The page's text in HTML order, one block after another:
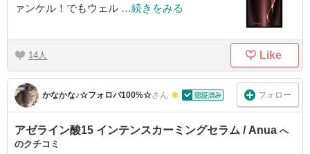
ァンケル！でもウェル …続きをみる
14 Like
かなかな♪☆フォロバ100%☆さん フォロー
アゼライン酸15 インテンスカーミングセラム / Anua へ
のクチコミ